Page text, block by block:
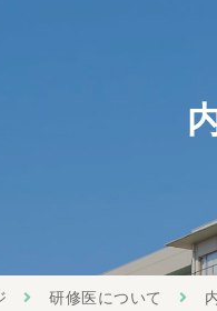
研修医について